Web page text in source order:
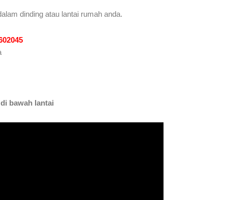
dinding atau lantai rumah anda.
bawah lantai